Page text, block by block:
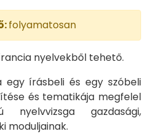
folyamatosan
nyelvekből tehető.
egy írásbeli és egy szóbeli
és tematikája megfelel
gazdasági,
moduljainak.